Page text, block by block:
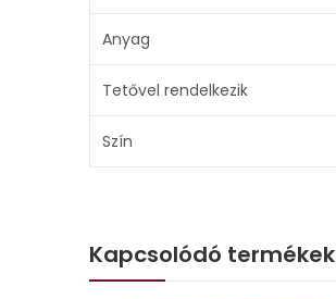
Anyag
Tetővel rendelkezik
Szín
Kapcsolódó termékek